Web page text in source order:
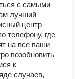
с самыми
лучший
центр
телефону, где
на все ваши
возобновить
к
случаев,